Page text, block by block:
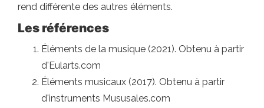
rend différente des autres éléments.
Les références
Éléments de la musique (2021). Obtenu à partir
d'Eularts.com
Éléments musicaux (2017). Obtenu à partir
d'instruments Mususales.com